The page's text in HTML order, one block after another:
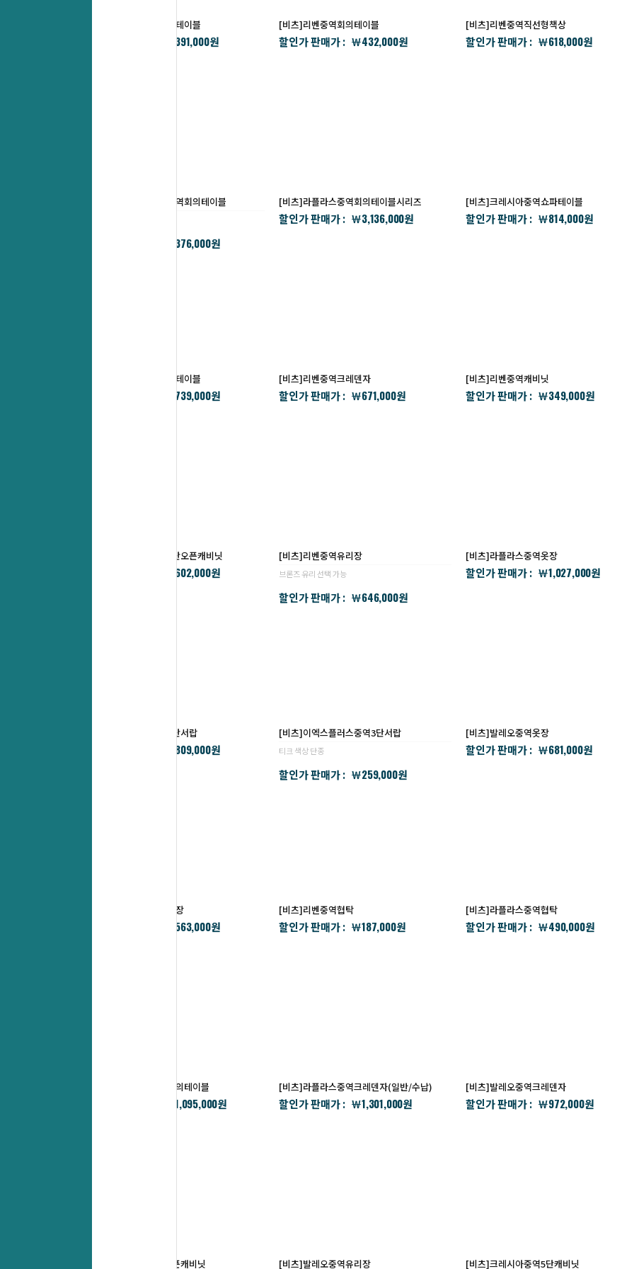
[비츠]발레오중역쇼파테이블
391,000원
[비츠]리벤중역회의테이블
할인가 판매가 : ￦432,000원
[비츠]리벤중역직선형책상
할인가 판매가 : ￦618,000원
[비츠]이엑스플러스중역회의테이블
376,000원
[비츠]라플라스중역회의테이블시리즈
할인가 판매가 : ￦3,136,000원
[비츠]크레시아중역쇼파테이블
할인가 판매가 : ￦814,000원
[비츠]발레오중역원형테이블
739,000원
[비츠]리벤중역크레덴자
할인가 판매가 : ￦671,000원
[비츠]리벤중역캐비닛
할인가 판매가 : ￦349,000원
[비츠]라플라스중역5단오픈캐비닛
602,000원
[비츠]리벤중역유리장
브론즈 유리 선택 가능
할인가 판매가 : ￦646,000원
[비츠]라플라스중역옷장
할인가 판매가 : ￦1,027,000원
[비츠]크레시아중역3단서랍
809,000원
[비츠]이엑스플러스중역3단서랍
티크 색상 단종
할인가 판매가 : ￦259,000원
[비츠]발레오중역옷장
할인가 판매가 : ￦681,000원
[비츠]크레시아중역옷장
563,000원
[비츠]리벤중역협탁
할인가 판매가 : ￦187,000원
[비츠]라플라스중역협탁
할인가 판매가 : ￦490,000원
[비츠]크레시아중역회의테이블
1,095,000원
[비츠]라플라스중역크레덴자(일반/수납)
할인가 판매가 : ￦1,301,000원
[비츠]발레오중역크레덴자
할인가 판매가 : ￦972,000원
[비츠]리벤중역5단오픈캐비닛 [비츠]발레오중역유리장 [비츠]크레시아중역5단캐비닛